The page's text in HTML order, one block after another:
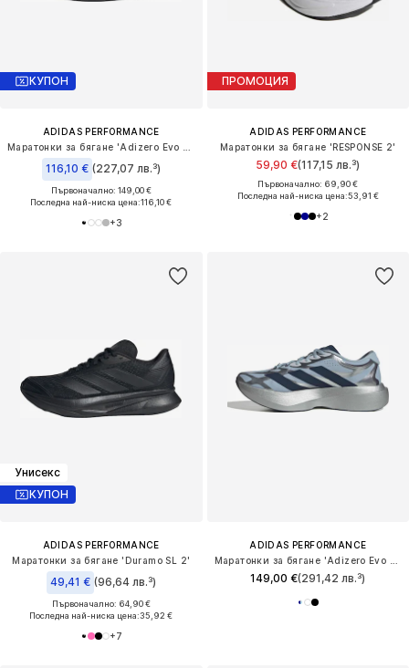
КУПОН
ADIDAS PERFORMANCE
116,10 € (227,07 лв.³)
Първоначално: 149,00 €
Последна най-ниска цена:116,10 €
+3
ПРОМОЦИЯ
ADIDAS PERFORMANCE
Маратонки за бягане 'RESPONSE 2'
59,90 €(117,15 лв.³)
Първоначално: 69,90 €
Последна най-ниска цена:53,91 €
+2
Унисекс
КУПОН
ADIDAS PERFORMANCE
Маратонки за бягане 'Duramo SL 2'
49,41 € (96,64 лв.³)
Първоначално: 64,90 €
Последна най-ниска цена:35,92 €
+7
ADIDAS PERFORMANCE
149,00 €(291,42 лв.³)